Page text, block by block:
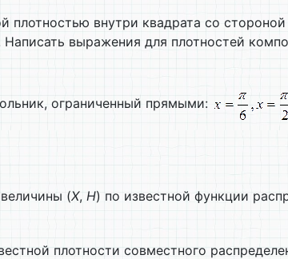
плотностью внутри квадрата со
Написать выражения для плотностей
ограниченный прямыми:
(X, H) по известной функции
плотности совместного